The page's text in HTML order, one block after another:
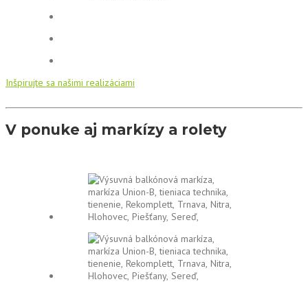
Inšpirujte sa našimi realizáciami
V ponuke aj markízy a rolety